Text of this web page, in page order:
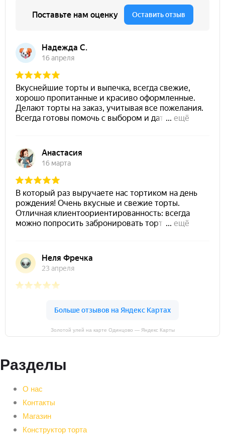
Золотой улей на карте Одинцово — Яндекс Карты
Разделы
О нас
Контакты
Магазин
Конструктор торта